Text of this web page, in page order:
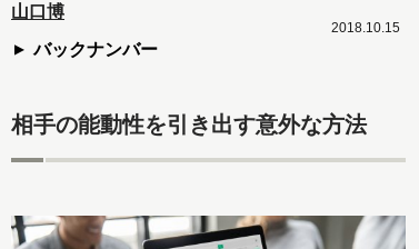
山口博
バックナンバー
2018.10.15
相手の能動性を引き出す意外な方法